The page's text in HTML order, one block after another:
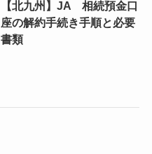
【北九州】JA 相続預金口
座の解約手続き手順と必要
書類